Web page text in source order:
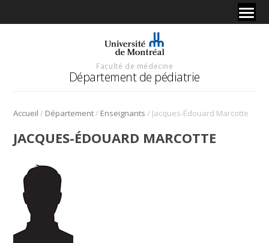
Faculté de médecine
Département de pédiatrie
Accueil / Département/ Enseignants / Jacques-Édouard Marcotte
JACQUES-ÉDOUARD MARCOTTE